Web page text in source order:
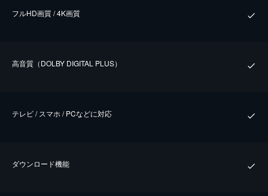
フルHD画質 / 4K画質
⾼⾳質（DOLBY DIGITAL PLUS）
テレビ / スマホ / PCなどに対応
ダウンロード機能